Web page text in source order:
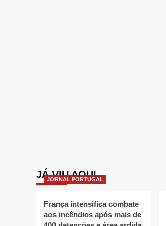
JÁ VIU AQUI
JORNAL PORTUGAL
França intensifica combate
aos incêndios após mais de